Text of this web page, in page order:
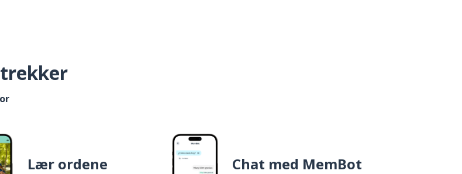
Lær ordene Chat med MemBot